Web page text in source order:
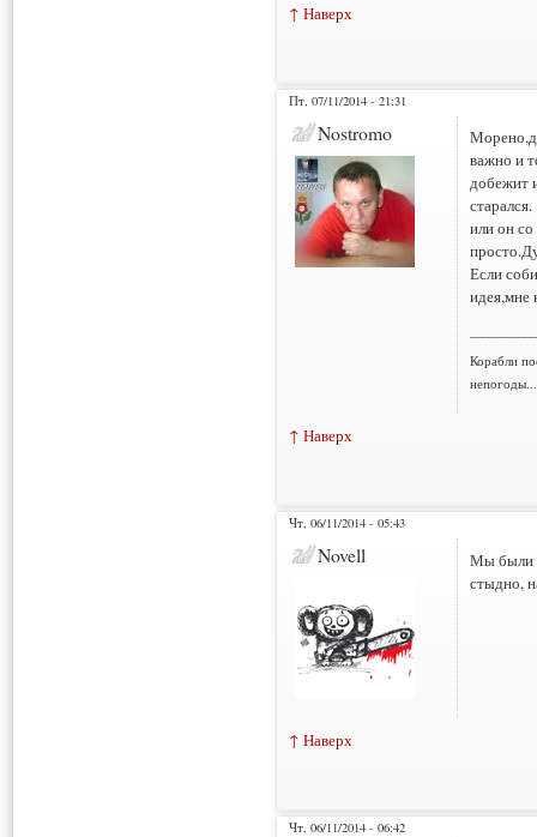
↑ Наверх
Пт, 07/11/2014 - 21:31
Nostromo
важно и
добежит
старался.
или он со
Если
идея,мне
Корабли
↑ Наверх
Чт, 06/11/2014 - 05:43
Novell
Мы были
стыдно,
↑ Наверх
Чт, 06/11/2014 - 06:42